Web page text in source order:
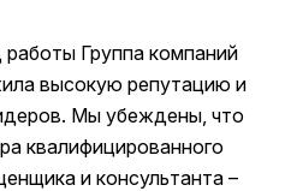
Группа компаний
высокую репутацию и
Мы убеждены, что
квалифицированного
и консультанта –